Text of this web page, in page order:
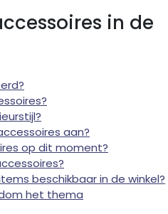
in de
aan?
op dit moment?
beschikbaar in de winkel?
het thema